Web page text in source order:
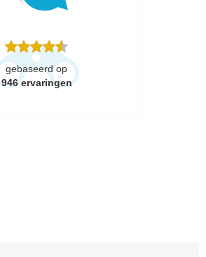
gebaseerd op
946 ervaringen